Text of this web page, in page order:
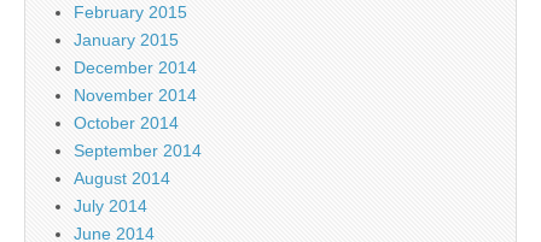
February 2015
January 2015
December 2014
November 2014
October 2014
September 2014
August 2014
July 2014
June 2014